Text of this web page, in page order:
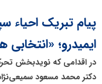
پیام تبریک احیاء
ایمیدرو؛
در اقدامی که نویدبخش
دکتر محمد مسعود